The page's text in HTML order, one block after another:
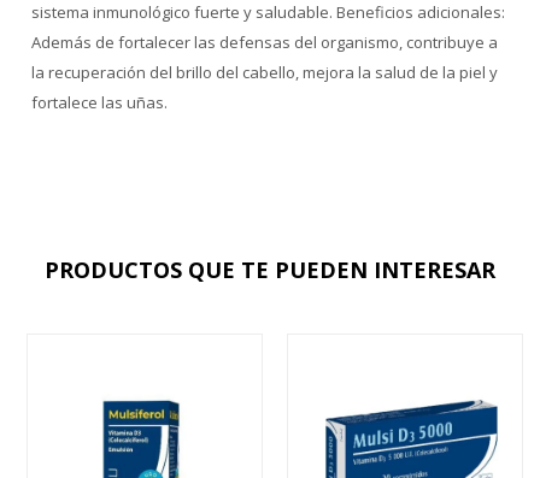
sistema inmunológico fuerte y saludable. Beneficios adicionales:
Además de fortalecer las defensas del organismo, contribuye a
la recuperación del brillo del cabello, mejora la salud de la piel y
fortalece las uñas.
PRODUCTOS QUE TE PUEDEN INTERESAR